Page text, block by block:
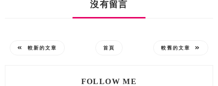
沒有留言
較新的文章 首頁 較舊的文章
FOLLOW ME